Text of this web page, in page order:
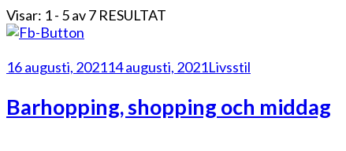
Visar: 1 - 5 av 7 RESULTAT
16 augusti, 202114 augusti, 2021Livsstil
Barhopping, shopping och middag